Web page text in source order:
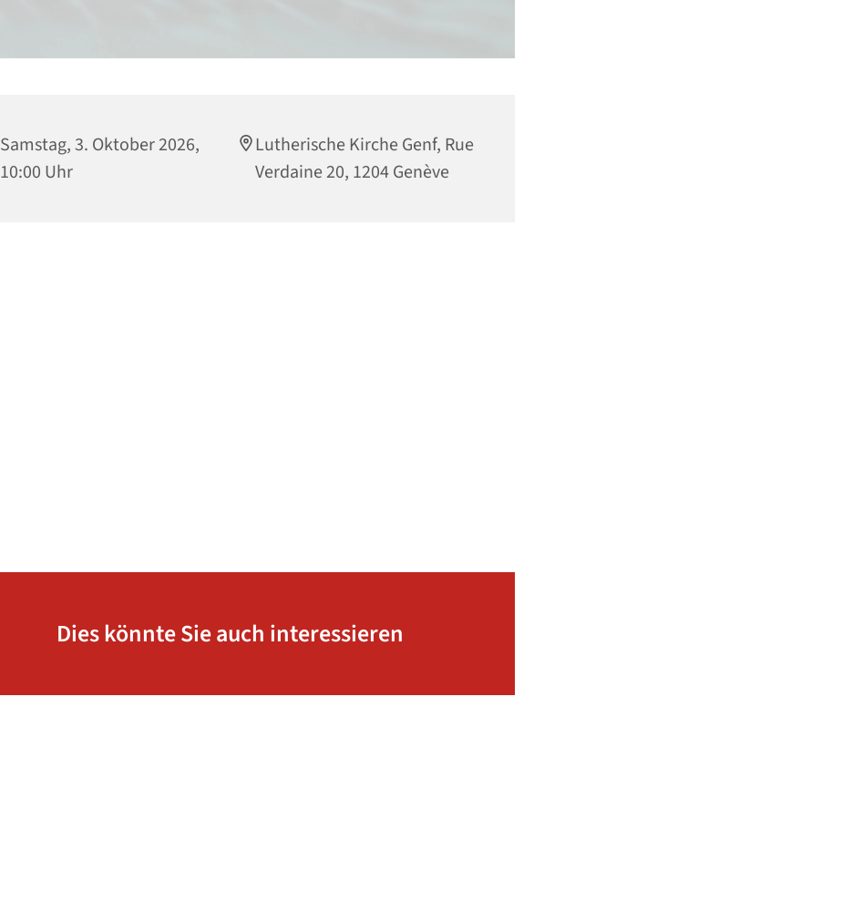
Samstag, 3. Oktober 2026,
10:00 Uhr
Lutherische Kirche Genf, Rue
Verdaine 20, 1204 Genève
Dies könnte Sie auch interessieren